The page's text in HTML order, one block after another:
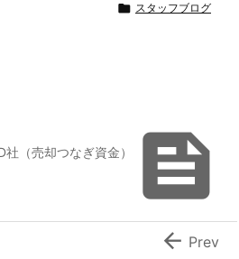
 スタッフブログ

（売却つなぎ資金）
 Prev